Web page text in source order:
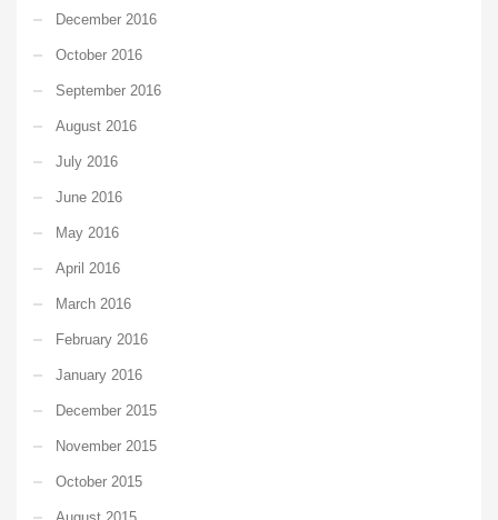
December 2016
October 2016
September 2016
August 2016
July 2016
June 2016
May 2016
April 2016
March 2016
February 2016
January 2016
December 2015
November 2015
October 2015